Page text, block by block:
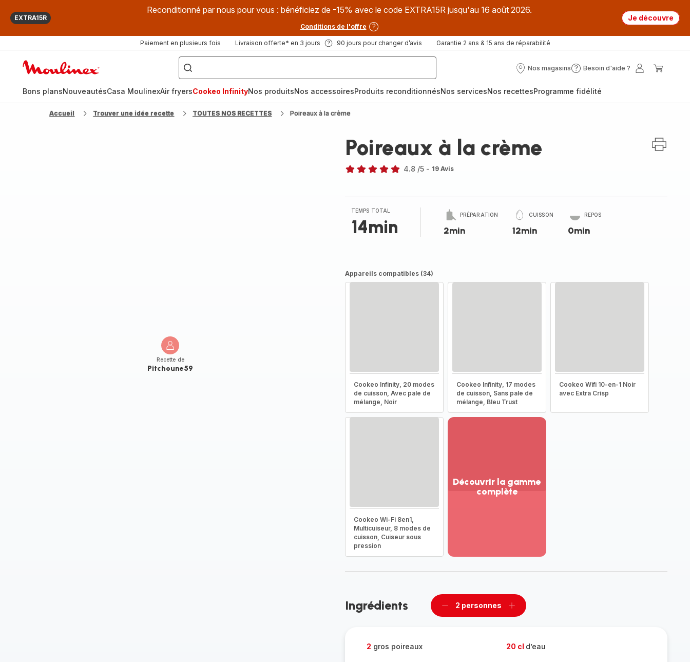
EXTRA15R
Reconditionné par nous pour vous : bénéficiez de -15% avec le code EXTRA15R jusqu'au 16 août 2026.
Conditions de l'offre
Je découvre
Paiement en plusieurs fois Livraison offerte* en 3 jours 90 jours pour changer d’avis Garantie 2 ans & 15 ans de réparabilité
["Que
recherchez-
vous
?",
fryer",
"Companion"]
Nos magasins
Nos
Besoin d'aide ?
Besoin
?
Mon
Bons plansNouveautésCasa MoulinexAir fryersCookeo InfinityNos produitsNos accessoiresProduits reconditionnésNos servicesNos recettesProgramme fidélité
Accueil Trouver une idée recette TOUTES NOS RECETTES Poireaux à la crème
Recette de
Pitchoune59
Poireaux à la crème
4.8 /5 - 19 Avis
TEMPS TOTAL
14min
PRÉPARATION
2min
CUISSON
12min
REPOS
0min
Appareils compatibles (34)
Cookeo Infinity, 20 modes
de cuisson, Avec pale de
mélange, Noir
Cookeo Infinity, 17 modes
de cuisson, Sans pale de
mélange, Bleu Trust
Cookeo Wifi 10-en-1 Noir
avec Extra Crisp
Cookeo Wi-Fi 8en1,
Multicuiseur, 8 modes de
cuisson, Cuiseur sous
pression
Découvrir la gamme
complète
-
Ingrédients
Supprimer
2 personnes
Ajouter
2 gros poireaux 20 cl d’eau